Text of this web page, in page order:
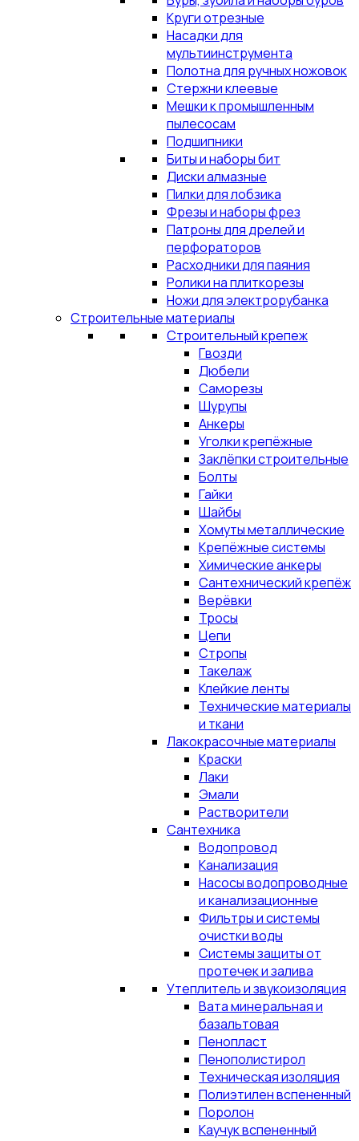
Круги отрезные
Насадки для
мультиинструмента
Полотна для ручных ножовок
Стержни клеевые
Мешки к промышленным
пылесосам
Подшипники
Биты и наборы бит
Диски алмазные
Пилки для лобзика
Фрезы и наборы фрез
Патроны для дрелей и
перфораторов
Расходники для паяния
Ролики на плиткорезы
Ножи для электрорубанка
Строительные материалы
Строительный крепеж
Гвозди
Дюбели
Саморезы
Шурупы
Анкеры
Уголки крепёжные
Заклёпки строительные
Болты
Гайки
Шайбы
Хомуты металлические
Крепёжные системы
Химические анкеры
Сантехнический крепёж
Верёвки
Тросы
Цепи
Стропы
Такелаж
Клейкие ленты
Технические материалы
и ткани
Лакокрасочные материалы
Краски
Лаки
Эмали
Растворители
Сантехника
Водопровод
Канализация
Насосы водопроводные
и канализационные
Фильтры и системы
очистки воды
Системы защиты от
протечек и залива
Утеплитель и звукоизоляция
Вата минеральная и
базальтовая
Пенопласт
Пенополистирол
Техническая изоляция
Полиэтилен вспененный
Поролон
Каучук вспененный